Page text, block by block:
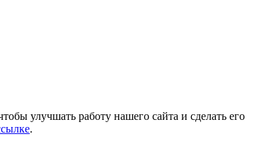
улучшать работу нашего сайта и сделать его
.